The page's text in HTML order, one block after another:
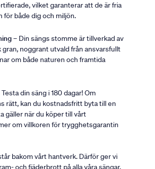
vilket garanterar att de är fria
för både dig och miljön.
– Din sängs stomme är tillverkad av
noggrant utvald från ansvarsfullt
om både naturen och framtida
Testa din säng i 180 dagar! Om
rätt, kan du kostnadsfritt byta till en
gäller när du köper till vårt
om villkoren för trygghetsgarantin
bakom vårt hantverk. Därför ger vi
och fjäderbrott på alla våra sängar.